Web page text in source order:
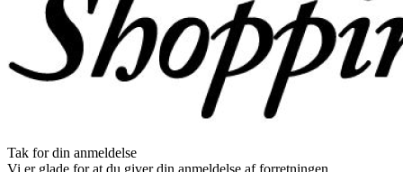
Tak for din anmeldelse
Vi er glade for at du giver din anmeldelse af forretningen.